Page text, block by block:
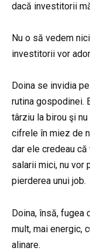
dacă investitorii
Nu o să vedem
investitorii vor
Doina se invidia
rutina gospodinei.
târziu la birou şi
cifrele în miez de
dar ele credeau că
salarii mici, nu vor
pierderea unui job.
Doina, însă, fugea
mult, mai energic,
alinare.